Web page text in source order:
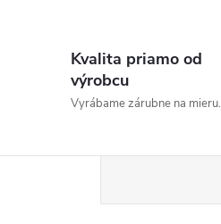
Kvalita priamo od
výrobcu
Vyrábame zárubne na mieru.